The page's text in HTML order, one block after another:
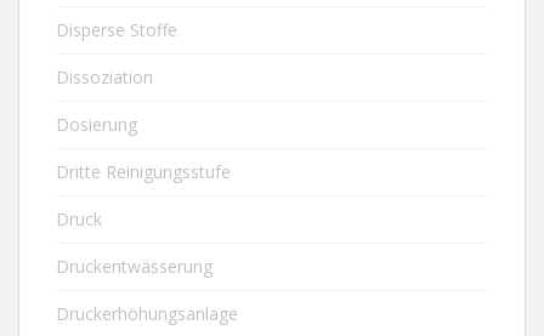
Disperse Stoffe
Dissoziation
Dosierung
Dritte Reinigungsstufe
Druck
Druckentwässerung
Druckerhöhungsanlage